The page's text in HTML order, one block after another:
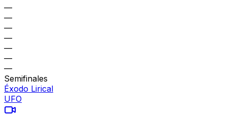
—
—
—
—
—
—
—
Semifinales
Éxodo Lirical
UFO